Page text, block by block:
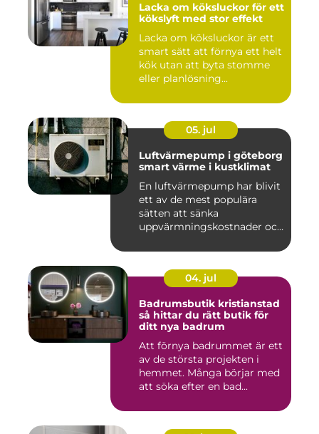
Lacka om köksluckor för ett
kökslyft med stor effekt
Lacka om köksluckor är ett
smart sätt att förnya ett helt
kök utan att byta stomme
eller planlösning...
05. jul
Luftvärmepump i göteborg
smart värme i kustklimat
En luftvärmepump har blivit
ett av de mest populära
sätten att sänka
uppvärmningskostnader och
04. jul
Badrumsbutik kristianstad
så hittar du rätt butik för
ditt nya badrum
Att förnya badrummet är ett
av de största projekten i
hemmet. Många börjar med
att söka efter en bad...